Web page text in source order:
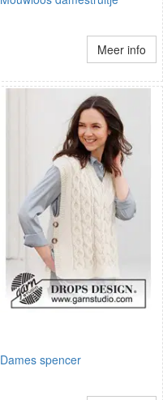
Meer info
Dames spencer